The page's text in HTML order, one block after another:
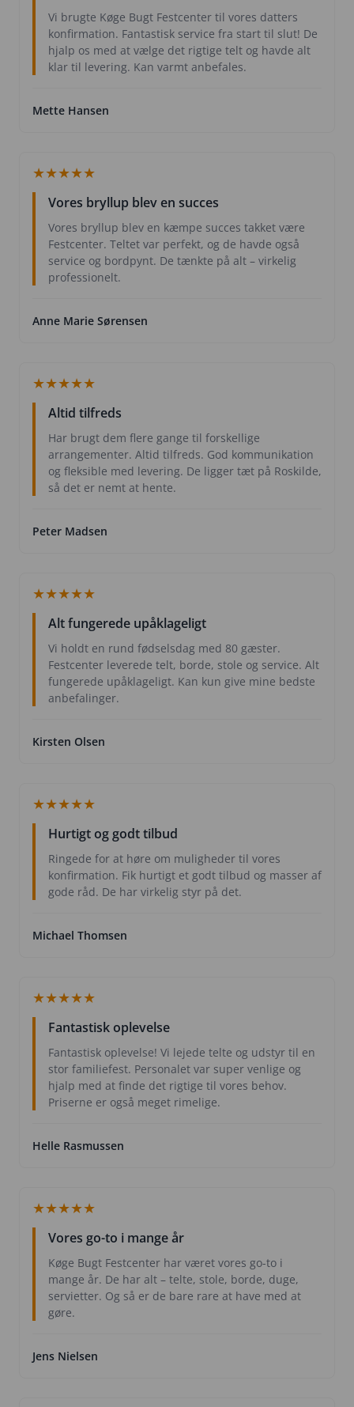
Vi brugte Køge Bugt Festcenter til vores datters
konfirmation. Fantastisk service fra start til slut! De
hjalp os med at vælge det rigtige telt og havde alt
klar til levering. Kan varmt anbefales.
Mette Hansen
★★★★★
Vores bryllup blev en succes
Vores bryllup blev en kæmpe succes takket være
Festcenter. Teltet var perfekt, og de havde også
service og bordpynt. De tænkte på alt – virkelig
professionelt.
Anne Marie Sørensen
★★★★★
Altid tilfreds
Har brugt dem flere gange til forskellige
arrangementer. Altid tilfreds. God kommunikation
og fleksible med levering. De ligger tæt på Roskilde,
så det er nemt at hente.
Peter Madsen
★★★★★
Alt fungerede upåklageligt
Vi holdt en rund fødselsdag med 80 gæster.
Festcenter leverede telt, borde, stole og service. Alt
fungerede upåklageligt. Kan kun give mine bedste
anbefalinger.
Kirsten Olsen
★★★★★
Hurtigt og godt tilbud
Ringede for at høre om muligheder til vores
konfirmation. Fik hurtigt et godt tilbud og masser af
gode råd. De har virkelig styr på det.
Michael Thomsen
★★★★★
Fantastisk oplevelse
Fantastisk oplevelse! Vi lejede telte og udstyr til en
stor familiefest. Personalet var super venlige og
hjalp med at finde det rigtige til vores behov.
Priserne er også meget rimelige.
Helle Rasmussen
★★★★★
Vores go-to i mange år
Køge Bugt Festcenter har været vores go-to i
mange år. De har alt – telte, stole, borde, duge,
servietter. Og så er de bare rare at have med at
gøre.
Jens Nielsen